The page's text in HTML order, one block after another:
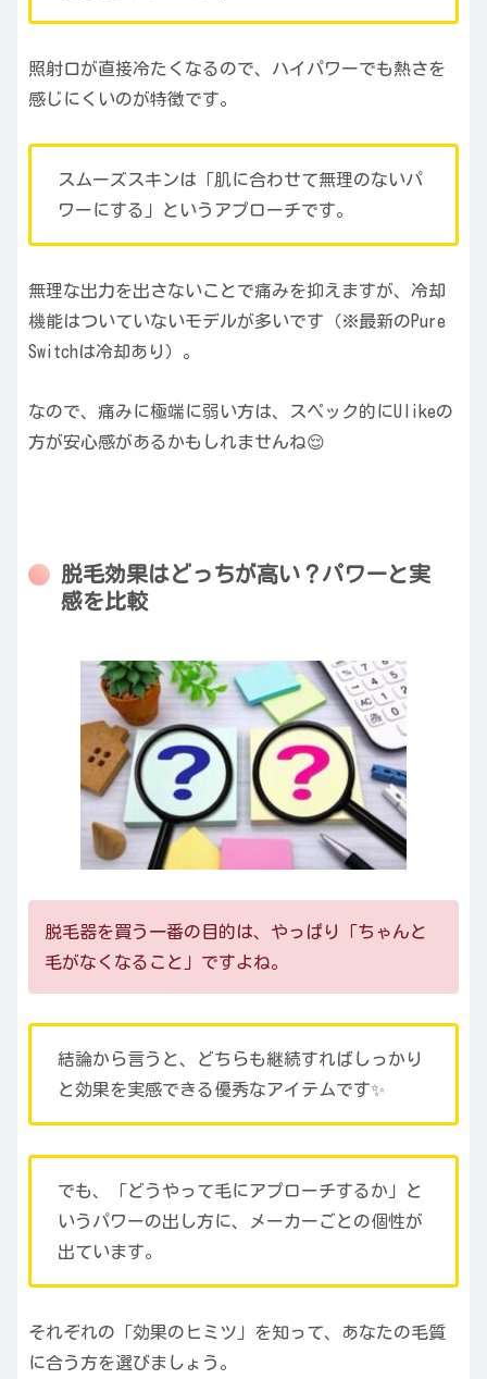
照射口が直接冷たくなるので、ハイパワーでも熱さを
感じにくいのが特徴です。
スムーズスキンは「肌に合わせて無理のないパ
ワーにする」というアプローチです。
無理な出力を出さないことで痛みを抑えますが、冷却
機能はついていないモデルが多いです（※最新のPure
Switchは冷却あり）。
なので、痛みに極端に弱い方は、スペック的にUlikeの
方が安心感があるかもしれませんね😌
脱毛効果はどっちが高い？パワーと実
感を比較
脱毛器を買う一番の目的は、やっぱり「ちゃんと
毛がなくなること」ですよね。
結論から言うと、どちらも継続すればしっかり
と効果を実感できる優秀なアイテムです✨
でも、「どうやって毛にアプローチするか」と
いうパワーの出し方に、メーカーごとの個性が
出ています。
それぞれの「効果のヒミツ」を知って、あなたの毛質
に合う方を選びましょう。